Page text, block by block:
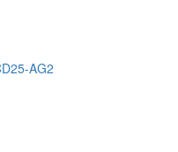
AG2